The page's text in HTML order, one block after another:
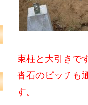
束柱と大引きで
沓石のピッチも
す。